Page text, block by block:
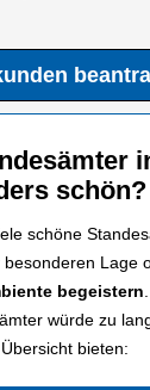
schön?
schöne
Lage
begeistern
würde zu
bieten: